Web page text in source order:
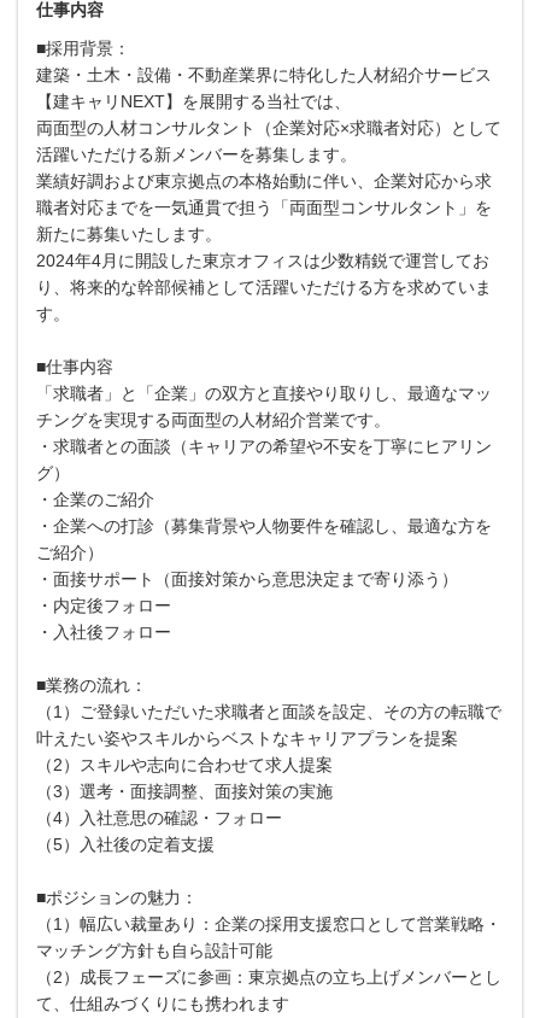
仕事内容
■採用背景：
建築・土木・設備・不動産業界に特化した人材紹介サービス
【建キャリNEXT】を展開する当社では、
両面型の人材コンサルタント（企業対応×求職者対応）として
活躍いただける新メンバーを募集します。
業績好調および東京拠点の本格始動に伴い、企業対応から求
職者対応までを一気通貫で担う「両面型コンサルタント」を
新たに募集いたします。
2024年4月に開設した東京オフィスは少数精鋭で運営してお
り、将来的な幹部候補として活躍いただける方を求めていま
す。
■仕事内容
「求職者」と「企業」の双方と直接やり取りし、最適なマッ
チングを実現する両面型の人材紹介営業です。
・求職者との面談（キャリアの希望や不安を丁寧にヒアリン
グ）
・企業のご紹介
・企業への打診（募集背景や人物要件を確認し、最適な方を
ご紹介）
・面接サポート（面接対策から意思決定まで寄り添う）
・内定後フォロー
・入社後フォロー
■業務の流れ：
（1）ご登録いただいた求職者と面談を設定、その方の転職で
叶えたい姿やスキルからベストなキャリアプランを提案
（2）スキルや志向に合わせて求人提案
（3）選考・面接調整、面接対策の実施
（4）入社意思の確認・フォロー
（5）入社後の定着支援
■ポジションの魅力：
（1）幅広い裁量あり：企業の採用支援窓口として営業戦略・
マッチング方針も自ら設計可能
（2）成長フェーズに参画：東京拠点の立ち上げメンバーとし
て、仕組みづくりにも携われます